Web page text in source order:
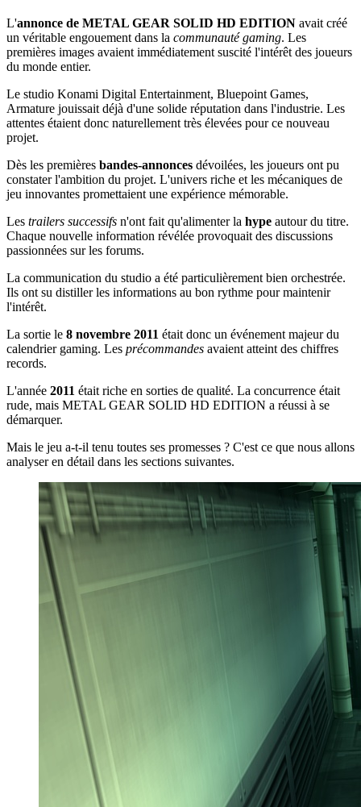
L'annonce de METAL GEAR SOLID HD EDITION avait créé
un véritable engouement dans la communauté gaming. Les
premières images avaient immédiatement suscité l'intérêt des joueurs
du monde entier.
Le studio Konami Digital Entertainment, Bluepoint Games,
Armature jouissait déjà d'une solide réputation dans l'industrie. Les
attentes étaient donc naturellement très élevées pour ce nouveau
projet.
Dès les premières bandes-annonces dévoilées, les joueurs ont pu
constater l'ambition du projet. L'univers riche et les mécaniques de
jeu innovantes promettaient une expérience mémorable.
Les trailers successifs n'ont fait qu'alimenter la hype autour du titre.
Chaque nouvelle information révélée provoquait des discussions
passionnées sur les forums.
La communication du studio a été particulièrement bien orchestrée.
Ils ont su distiller les informations au bon rythme pour maintenir
l'intérêt.
La sortie le 8 novembre 2011 était donc un événement majeur du
calendrier gaming. Les précommandes avaient atteint des chiffres
records.
L'année 2011 était riche en sorties de qualité. La concurrence était
rude, mais METAL GEAR SOLID HD EDITION a réussi à se
démarquer.
Mais le jeu a-t-il tenu toutes ses promesses ? C'est ce que nous allons
analyser en détail dans les sections suivantes.